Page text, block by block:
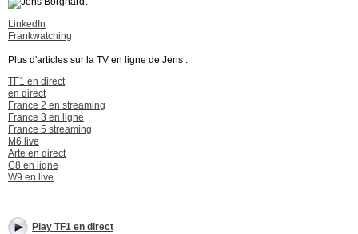
LinkedIn
Frankwatching
Plus d'articles sur la TV en ligne de Jens :
TF1 en direct
en direct
France 2 en streaming
France 3 en ligne
France 5 streaming
M6 live
Arte en direct
C8 en ligne
W9 en live
Play TF1 en direct